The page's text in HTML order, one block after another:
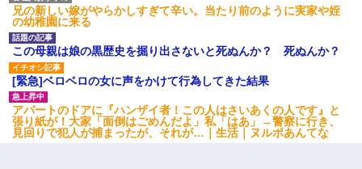
兄の新しい嫁がやらかしすぎて辛い。当たり前のように実家や姪
の幼稚園に来る
この母親は娘の黒歴史を掘り出さないと死ぬんか？ 死ぬんか？
[緊急]ベロベロの女に声をかけて行為してきた結果
アパートのドアに『ハンザイ者！この人はさいあくの人です』と
張り紙が！大家「面倒はごめんだよ」私「はあ」→警察に行き、
見回りで犯人が捕まったが、それが…｜生活｜ヌルポあんてな